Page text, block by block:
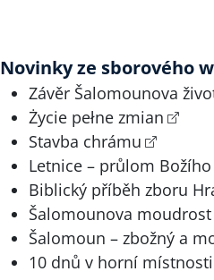
Novinky ze sborového
Závěr Šalomounova
Życie pełne zmian
Stavba chrámu
Letnice – průlom
Biblický příběh zboru
Šalomounova
Šalomoun – zbožný a
10 dnů v horní místnosti